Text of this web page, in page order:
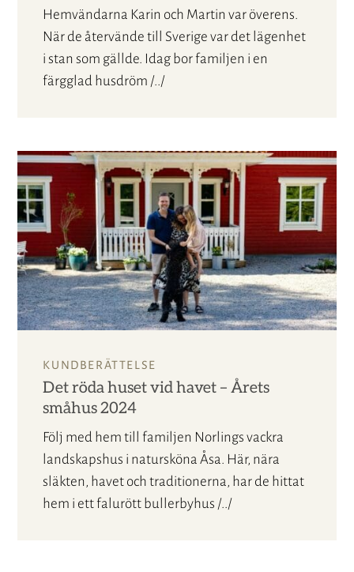
Hemvändarna Karin och Martin var överens.
När de återvände till Sverige var det lägenhet
i stan som gällde. Idag bor familjen i en
färgglad husdröm /../
KUNDBERÄTTELSE
Det röda huset vid havet – Årets
småhus 2024
Följ med hem till familjen Norlings vackra
landskapshus i natursköna Åsa. Här, nära
släkten, havet och traditionerna, har de hittat
hem i ett falurött bullerbyhus /../